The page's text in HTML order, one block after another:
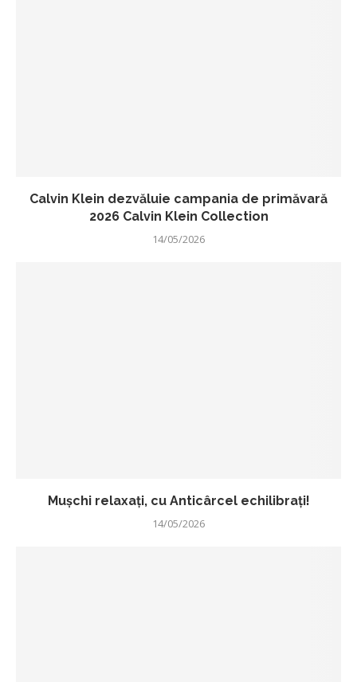
Calvin Klein dezvăluie campania de primăvară
2026 Calvin Klein Collection
14/05/2026
Mușchi relaxați, cu Anticârcel echilibrați!
14/05/2026